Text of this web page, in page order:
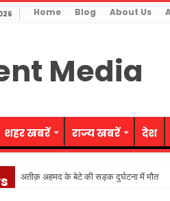
Home Blog About Us
शहर खबरें राज्य खबरें देश
अतीक़ अहमद के बेटे की सड़क दुर्घटना में मौत